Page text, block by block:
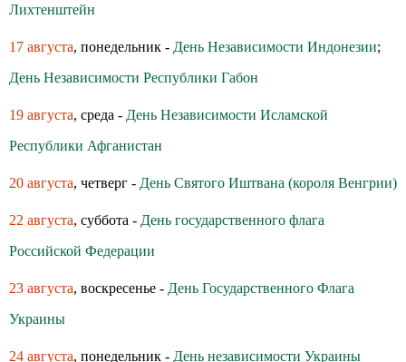
Лихтенштейн
17 августа, понедельник - День Независимости Индонезии;
День Независимости Республики Габон
19 августа, среда - День Независимости Исламской
Республики Афганистан
20 августа, четверг - День Святого Иштвана (короля Венгрии)
22 августа, суббота - День государственного флага
Российской Федерации
23 августа, воскресенье - День Государственного Флага
Украины
24 августа, понедельник - День независимости Украины